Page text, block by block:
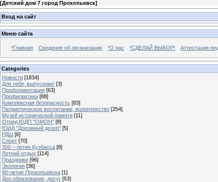
[Детский дом 7 город Прокопьевск]
Вход на сайт
Меню сайта
*Главная Сведения об организации *О нас *СДЕЛАЙ ВЫБОР! Аттестация
Categories
Новости [1834]
Для тебя, выпускник! [3]
Профориентация [63]
Профилактика [88]
Комплексная безопасность [83]
Патриотическое воспитание, волонтерство [254]
Музей исторической памяти [11]
Отряд ЮДП "ОМОН" [8]
ЮИД "Дорожный дозор" [5]
РДШ [6]
Спорт [70]
300 – летие Кузбасса [8]
Летний отдых [114]
Праздники [96]
Экология [36]
90-летие Прокопьевска [1]
Доп.образование, досуг [53]